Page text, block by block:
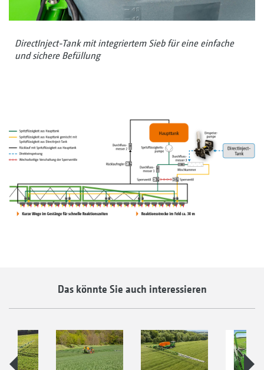
DirectInject-Tank mit integriertem Sieb für eine einfache
und sichere Befüllung
Das könnte Sie auch interessieren